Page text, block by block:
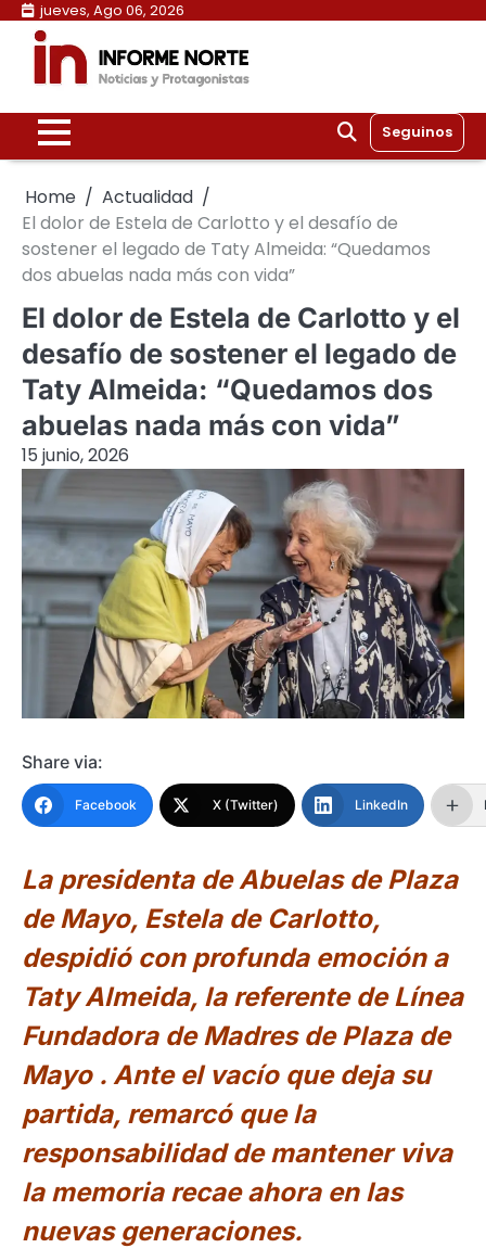
Skip
content
jueves, Ago 06, 2026
Seguinos
Home
Actualidad
El dolor de Estela de Carlotto y el desafío de
sostener el legado de Taty Almeida: “Quedamos
dos abuelas nada más con vida”
El dolor de Estela de Carlotto y el
desafío de sostener el legado de
Taty Almeida: “Quedamos dos
abuelas nada más con vida”
15 junio, 2026
Share via:
Facebook X (Twitter) LinkedIn
La presidenta de Abuelas de Plaza
de Mayo, Estela de Carlotto,
despidió con profunda emoción a
Taty Almeida, la referente de Línea
Fundadora de Madres de Plaza de
Mayo . Ante el vacío que deja su
partida, remarcó que la
responsabilidad de mantener viva
la memoria recae ahora en las
nuevas generaciones.